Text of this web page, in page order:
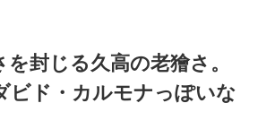
封じる久高の老獪さ。
ビド・カルモナっぽいな